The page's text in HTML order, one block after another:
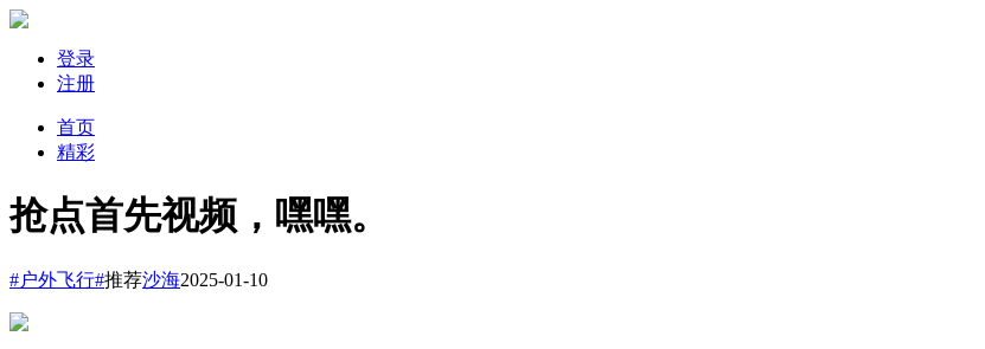
登录
注册
首页
精彩
抢点首先视频，嘿嘿。
#户外飞行#推荐沙海2025-01-10